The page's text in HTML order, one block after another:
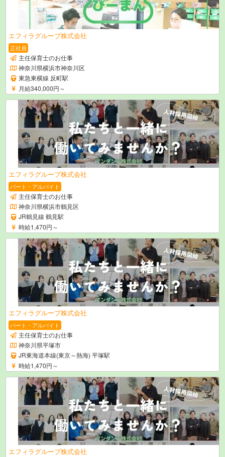
エフィラグループ株式会社
正社員
主任保育士のお仕事
神奈川県横浜市神奈川区
東急東横線 反町駅
月給340,000円～
エフィラグループ株式会社
パート・アルバイト
主任保育士のお仕事
神奈川県横浜市鶴見区
JR鶴見線 鶴見駅
時給1,470円～
エフィラグループ株式会社
パート・アルバイト
主任保育士のお仕事
神奈川県平塚市
JR東海道本線(東京～熱海) 平塚駅
時給1,470円～
エフィラグループ株式会社